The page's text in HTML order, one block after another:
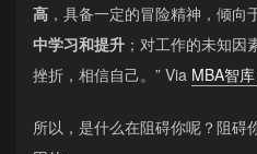
高 ，具备一定的冒险精神，倾向
中学习和提升 ；对工作的未知
挫折，相信自己。” Via MBA智库
所以，是什么在阻碍你呢？阻碍